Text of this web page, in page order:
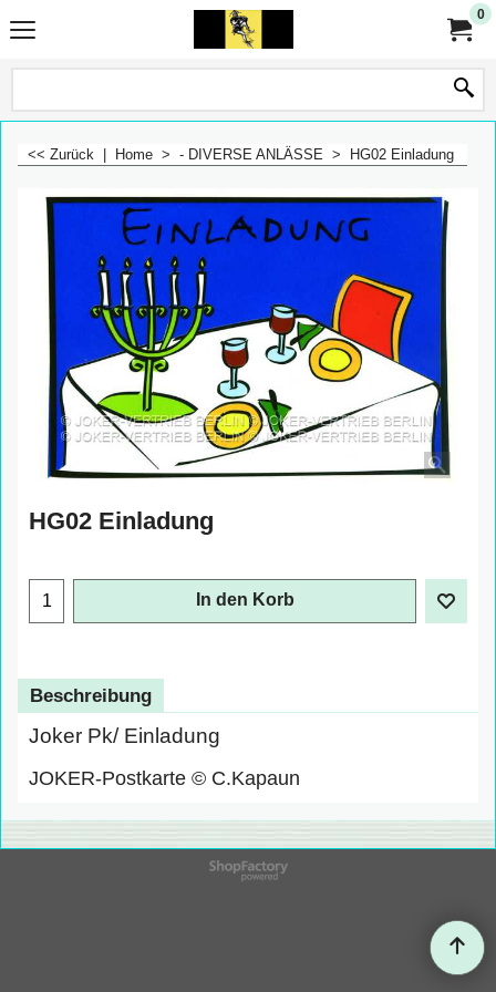
0
<< Zurück Home > - DIVERSE ANLÄSSE > HG02 Einladung
HG02 Einladung
In den Korb
Beschreibung
Joker Pk/ Einladung
JOKER-Postkarte © C.Kapaun
WebShop erstellt mit
ShopFactory Shop